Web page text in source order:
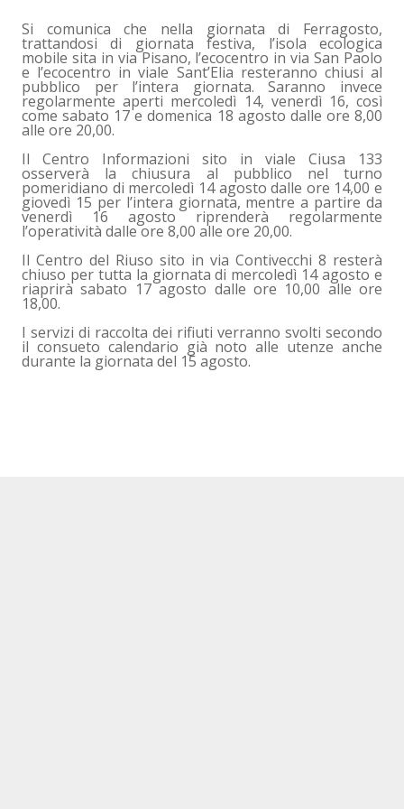
Si comunica che nella giornata di Ferragosto,
trattandosi di giornata festiva, l’isola ecologica
mobile sita in via Pisano, l’ecocentro in via San Paolo
e l’ecocentro in viale Sant’Elia resteranno chiusi al
pubblico per l’intera giornata. Saranno invece
regolarmente aperti mercoledì 14, venerdì 16, così
come sabato 17 e domenica 18 agosto dalle ore 8,00
alle ore 20,00.
Il Centro Informazioni sito in viale Ciusa 133
osserverà la chiusura al pubblico nel turno
pomeridiano di mercoledì 14 agosto dalle ore 14,00 e
giovedì 15 per l’intera giornata, mentre a partire da
venerdì 16 agosto riprenderà regolarmente
l’operatività dalle ore 8,00 alle ore 20,00.
Il Centro del Riuso sito in via Contivecchi 8 resterà
chiuso per tutta la giornata di mercoledì 14 agosto e
riaprirà sabato 17 agosto dalle ore 10,00 alle ore
18,00.
I servizi di raccolta dei rifiuti verranno svolti secondo
il consueto calendario già noto alle utenze anche
durante la giornata del 15 agosto.